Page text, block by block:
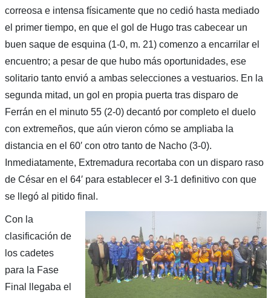
correosa e intensa físicamente que no cedió hasta mediado
el primer tiempo, en que el gol de Hugo tras cabecear un
buen saque de esquina (1-0, m. 21) comenzo a encarrilar el
encuentro; a pesar de que hubo más oportunidades, ese
solitario tanto envió a ambas selecciones a vestuarios. En la
segunda mitad, un gol en propia puerta tras disparo de
Ferrán en el minuto 55 (2-0) decantó por completo el duelo
con extremeños, que aún vieron cómo se ampliaba la
distancia en el 60′ con otro tanto de Nacho (3-0).
Inmediatamente, Extremadura recortaba con un disparo raso
de César en el 64′ para establecer el 3-1 definitivo con que
se llegó al pitido final.
Con la
clasificación de
los cadetes
para la Fase
Final llegaba el